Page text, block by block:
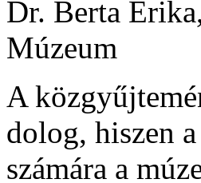
Dr. Berta
Múzeum
A
dolog, hiszen
számára a